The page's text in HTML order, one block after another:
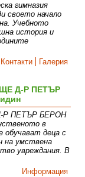
гимназия
своето начало
Учебното
история и
Контакти Галерия
Д-Р ПЕТЪР
ПЕТЪР БЕРОН
в
обучават деца с
на умствена
увреждания. В
Информация